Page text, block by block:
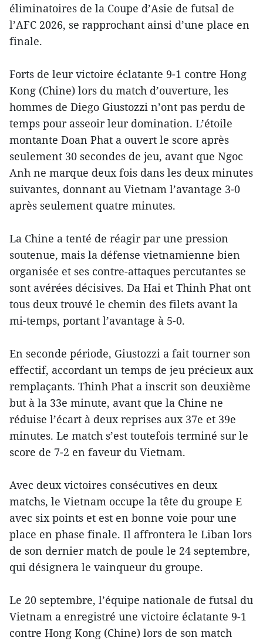
éliminatoires de la Coupe d’Asie de futsal de
l’AFC 2026, se rapprochant ainsi d’une place en
finale.
Forts de leur victoire éclatante 9-1 contre Hong
Kong (Chine) lors du match d’ouverture, les
hommes de Diego Giustozzi n’ont pas perdu de
temps pour asseoir leur domination. L’étoile
montante Doan Phat a ouvert le score après
seulement 30 secondes de jeu, avant que Ngoc
Anh ne marque deux fois dans les deux minutes
suivantes, donnant au Vietnam l’avantage 3-0
après seulement quatre minutes.
La Chine a tenté de réagir par une pression
soutenue, mais la défense vietnamienne bien
organisée et ses contre-attaques percutantes se
sont avérées décisives. Da Hai et Thinh Phat ont
tous deux trouvé le chemin des filets avant la
mi-temps, portant l’avantage à 5-0.
En seconde période, Giustozzi a fait tourner son
effectif, accordant un temps de jeu précieux aux
remplaçants. Thinh Phat a inscrit son deuxième
but à la 33e minute, avant que la Chine ne
réduise l’écart à deux reprises aux 37e et 39e
minutes. Le match s’est toutefois terminé sur le
score de 7-2 en faveur du Vietnam.
Avec deux victoires consécutives en deux
matchs, le Vietnam occupe la tête du groupe E
avec six points et est en bonne voie pour une
place en phase finale. Il affrontera le Liban lors
de son dernier match de poule le 24 septembre,
qui désignera le vainqueur du groupe.
Le 20 septembre, l’équipe nationale de futsal du
Vietnam a enregistré une victoire éclatante 9-1
contre Hong Kong (Chine) lors de son match